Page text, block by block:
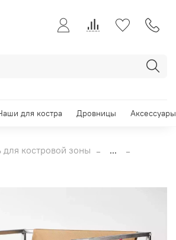
для костра Дровницы Аксессуары
костровой зоны
...